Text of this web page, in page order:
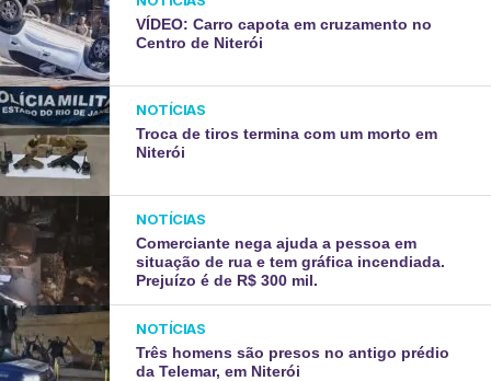
VÍDEO: Carro capota em cruzamento no
Centro de Niterói
NOTÍCIAS
Troca de tiros termina com um morto em
Niterói
NOTÍCIAS
Comerciante nega ajuda a pessoa em
situação de rua e tem gráfica incendiada.
Prejuízo é de R$ 300 mil.
NOTÍCIAS
Três homens são presos no antigo prédio
da Telemar, em Niterói